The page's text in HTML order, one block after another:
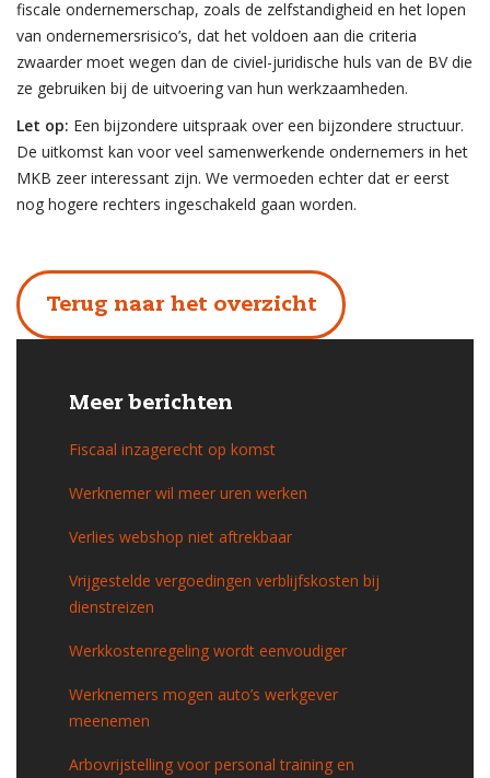
fiscale ondernemerschap, zoals de zelfstandigheid en het lopen
van ondernemersrisico’s, dat het voldoen aan die criteria
zwaarder moet wegen dan de civiel-juridische huls van de BV die
ze gebruiken bij de uitvoering van hun werkzaamheden.
Let op: Een bijzondere uitspraak over een bijzondere structuur.
De uitkomst kan voor veel samenwerkende ondernemers in het
MKB zeer interessant zijn. We vermoeden echter dat er eerst
nog hogere rechters ingeschakeld gaan worden.
Terug naar het overzicht
Meer berichten
Fiscaal inzagerecht op komst
Werknemer wil meer uren werken
Verlies webshop niet aftrekbaar
Vrijgestelde vergoedingen verblijfskosten bij
dienstreizen
Werkkostenregeling wordt eenvoudiger
Werknemers mogen auto’s werkgever
meenemen
Arbovrijstelling voor personal training en